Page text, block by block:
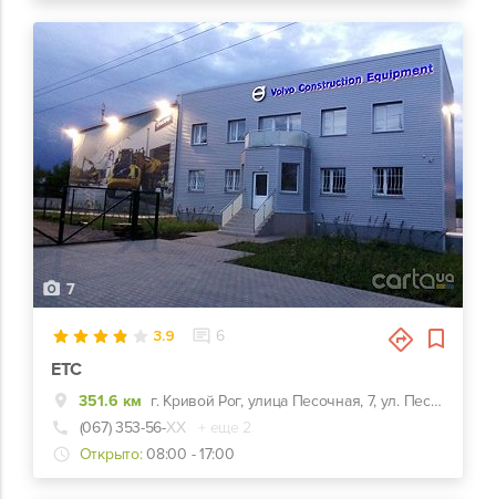
7
3.9 6
ЕТС
351.6 км
г. Кривой Рог, улица Песочная, 7, ул. Песочная, 7 г
(067) 353-56-ХХ
+ еще 2
Открыто: 08:00 - 17:00